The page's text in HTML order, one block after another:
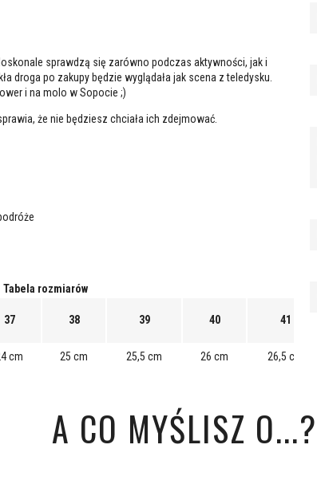
sprawdzą się zarówno podczas aktywności, jak i
droga po zakupy będzie wyglądała jak scena z teledysku.
i na molo w Sopocie ;)
że nie będziesz chciała ich zdejmować.
Tabela rozmiarów
37 38 39 40 41
cm 25 cm 25,5 cm 26 cm 26,5 cm
A CO MYŚLISZ O...?